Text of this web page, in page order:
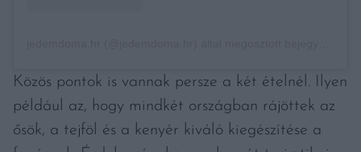
Közös pontok is vannak persze a két ételnél. Ilyen
például az, hogy mindkét országban rájöttek az
ősök, a tejföl és a kenyér kiváló kiegészítése a